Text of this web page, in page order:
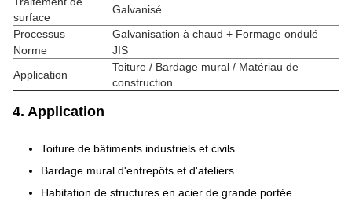
surface
Galvanisé
Processus
Galvanisation à chaud + Formage ondulé
Norme
JIS
Application
Toiture / Bardage mural / Matériau de
construction
4. Application
Toiture de bâtiments industriels et civils
Bardage mural d'entrepôts et d'ateliers
Habitation de structures en acier de grande portée